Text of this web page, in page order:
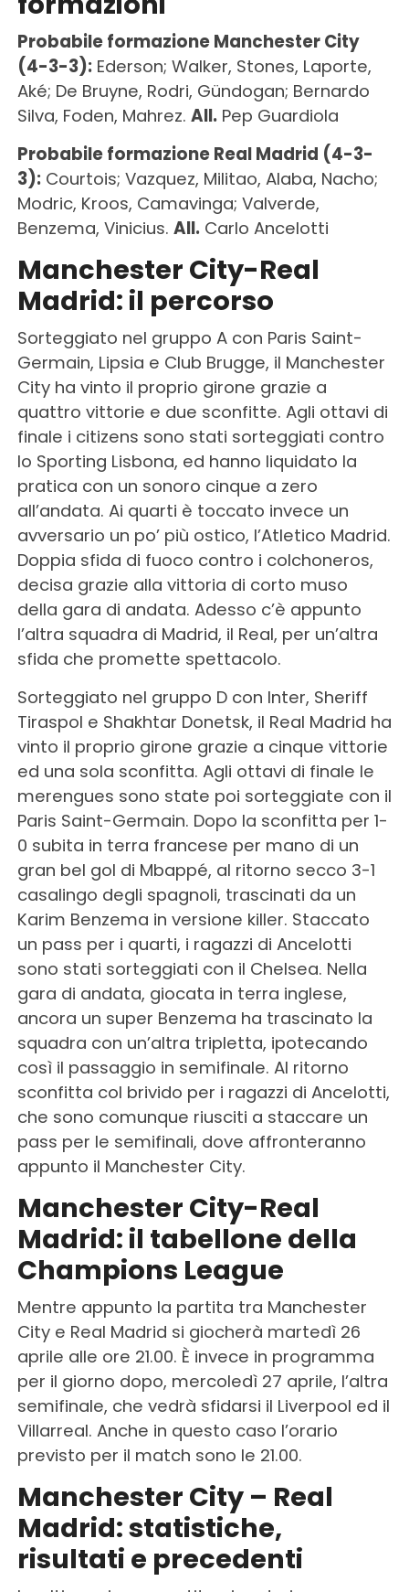
Probabile formazione Manchester City
(4-3-3):Ederson; Walker, Stones, Laporte,
Aké; De Bruyne, Rodri, Gündogan; Bernardo
Silva, Foden, Mahrez. All. Pep Guardiola
Probabile formazione Real Madrid (4-3-
3):Courtois; Vazquez, Militao, Alaba, Nacho;
Modric, Kroos, Camavinga; Valverde,
Benzema, Vinicius. All. Carlo Ancelotti
Manchester City-Real
Madrid: il percorso
Sorteggiato nel gruppo A con Paris Saint-
Germain, Lipsia e Club Brugge, il Manchester
City ha vinto il proprio girone grazie a
quattro vittorie e due sconfitte. Agli ottavi di
finale i citizens sono stati sorteggiati contro
lo Sporting Lisbona, ed hanno liquidato la
pratica con un sonoro cinque a zero
all’andata. Ai quarti è toccato invece un
avversario un po’ più ostico, l’Atletico Madrid.
Doppia sfida di fuoco contro i colchoneros,
decisa grazie alla vittoria di corto muso
della gara di andata. Adesso c’è appunto
l’altra squadra di Madrid, il Real, per un’altra
sfida che promette spettacolo.
Sorteggiato nel gruppo D con Inter, Sheriff
Tiraspol e Shakhtar Donetsk, il Real Madrid ha
vinto il proprio girone grazie a cinque vittorie
ed una sola sconfitta. Agli ottavi di finale le
merengues sono state poi sorteggiate con il
Paris Saint-Germain. Dopo la sconfitta per 1-
0 subita in terra francese per mano di un
gran bel gol di Mbappé, al ritorno secco 3-1
casalingo degli spagnoli, trascinati da un
Karim Benzema in versione killer. Staccato
un pass per i quarti, i ragazzi di Ancelotti
sono stati sorteggiati con il Chelsea. Nella
gara di andata, giocata in terra inglese,
ancora un super Benzema ha trascinato la
squadra con un’altra tripletta, ipotecando
così il passaggio in semifinale. Al ritorno
sconfitta col brivido per i ragazzi di Ancelotti,
che sono comunque riusciti a staccare un
pass per le semifinali, dove affronteranno
appunto il Manchester City.
Manchester City-Real
Madrid: il tabellone della
Champions League
Mentre appunto la partita tra Manchester
City e Real Madrid si giocherà martedì 26
aprile alle ore 21.00. È invece in programma
per il giorno dopo, mercoledì 27 aprile, l’altra
semifinale, che vedrà sfidarsi il Liverpool ed il
Villarreal. Anche in questo caso l’orario
previsto per il match sono le 21.00.
Manchester City – Real
Madrid: statistiche,
risultati e precedenti